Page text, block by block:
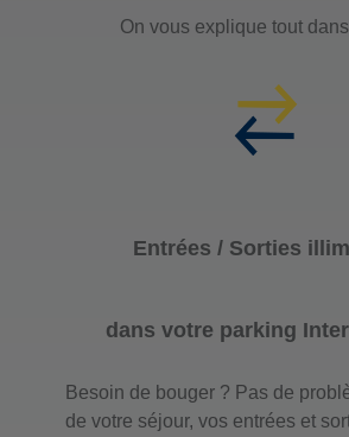
On vous explique tout
Entrées / Sorties
dans votre parking
Besoin de bouger ? Pas de
de votre séjour, vos entrées et